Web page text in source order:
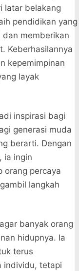
latar belakang
pendidikan yang
memberikan
Keberhasilannya
kepemimpinan
layak
inspirasi bagi
generasi muda
berarti. Dengan
ia ingin
orang percaya
langkah
banyak orang
hidupnya. Ia
terus
individu, tetapi